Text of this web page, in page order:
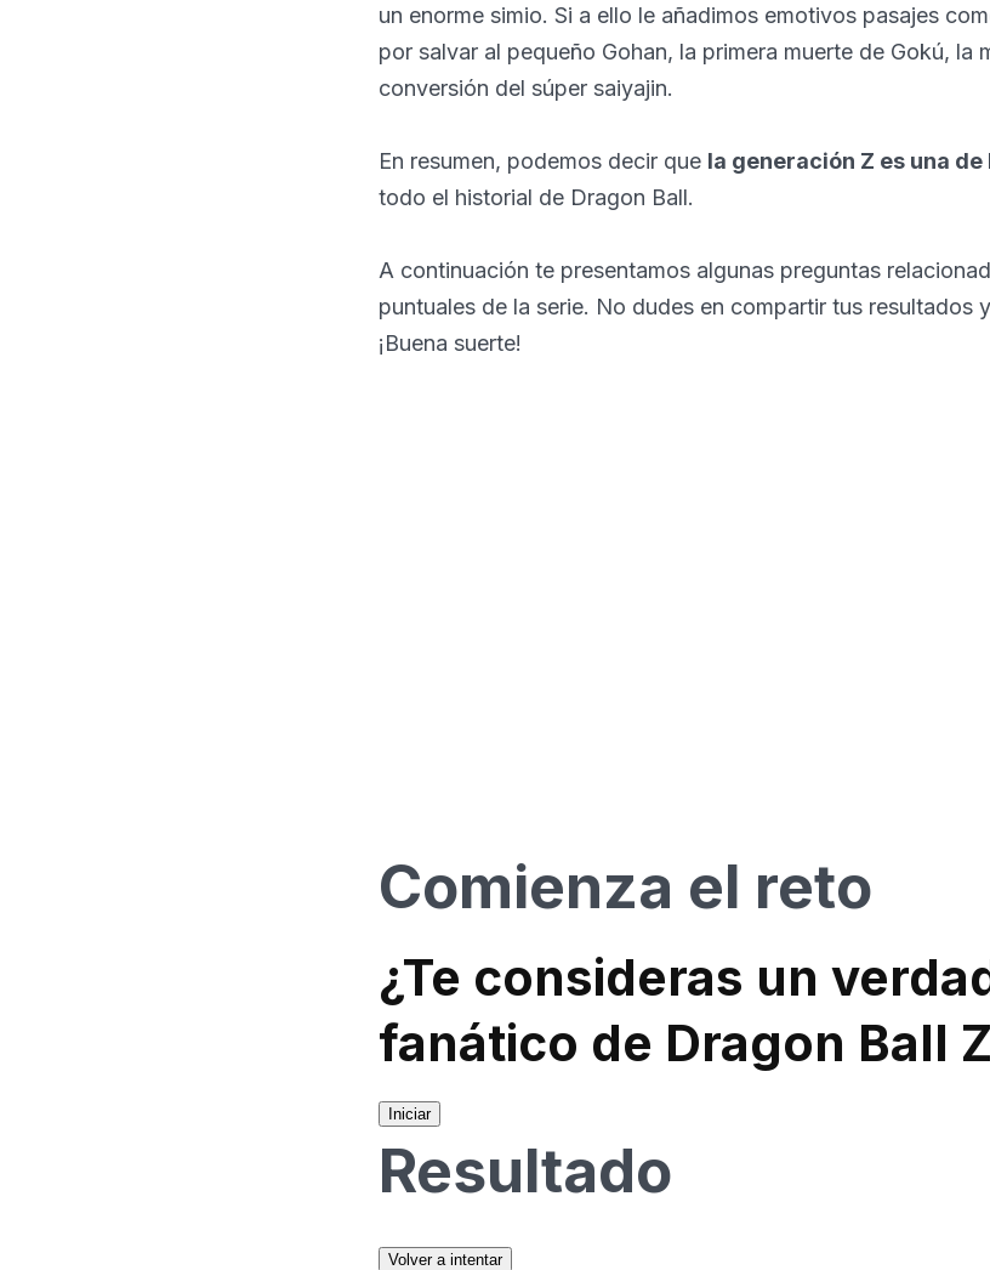
un enorme simio. Si a ello le añadimos emotivos pasajes
por salvar al pequeño Gohan, la primera muerte de Gokú, la
conversión del súper saiyajin.
En resumen, podemos decir que la generación Z es una
todo el historial de Dragon Ball.
A continuación te presentamos algunas preguntas
puntuales de la serie. No dudes en compartir tus resultados
¡Buena suerte!
Comienza el reto
¿Te consideras un
fanático de Dragon Ball
Iniciar
Resultado
Volver a intentar